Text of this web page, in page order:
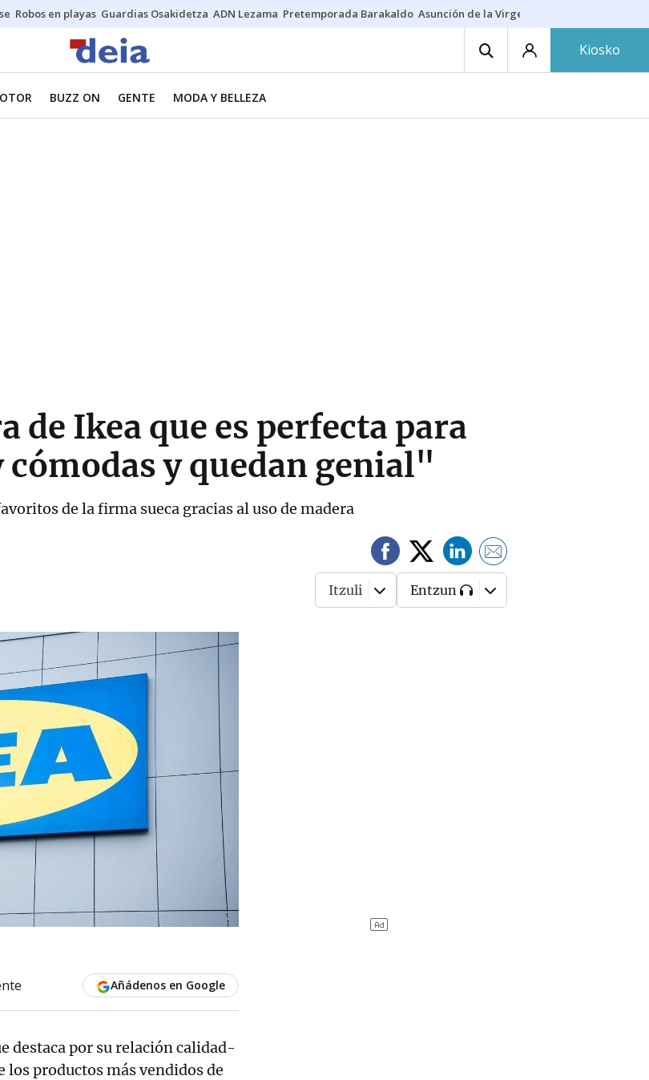
Robos en playas Guardias Osakidetza ADN Lezama Pretemporada Barakaldo Asunción de la Virgen
Kiosko
BUZZ ON GENTE MODA Y BELLEZA
de Ikea que es perfecta para
y quedan genial"
de la firma sueca gracias al uso de madera
Itzuli Entzun
Añádenos en Google
destaca por su relación calidad-
los productos más vendidos de